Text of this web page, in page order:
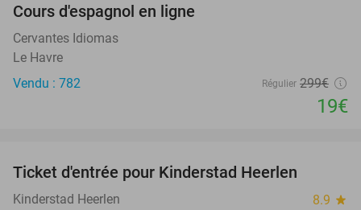
Cours d'espagnol en ligne
Cervantes Idiomas
Le Havre
Vendu : 782
Régulier 299€
19€
Ticket d'entrée pour Kinderstad Heerlen
Kinderstad Heerlen 8.9 star